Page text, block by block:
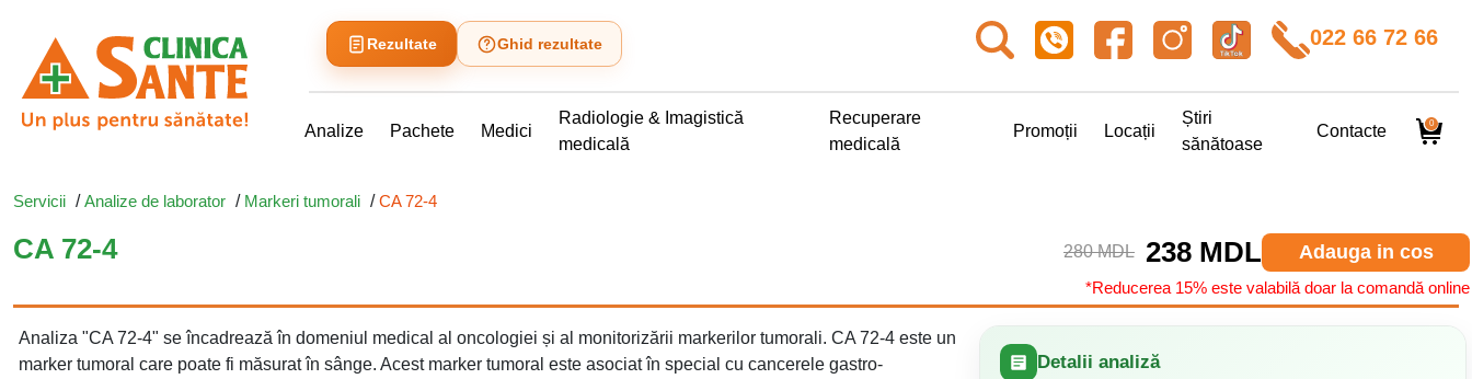
Rezultate Ghid rezultate 022 66 72 66
Analize Pachete Medici
Radiologie & Imagistică
medicală
Recuperare
medicală
Promoții Locații
Știri
sănătoase
Contacte 0
Servicii /Analize de laborator / Markeri tumorali /CA 72-4
CA 72-4 280 MDL 238 MDL Adauga in cos
*Reducerea 15% este valabilă doar la comandă online
Analiza "CA 72-4" se încadrează în domeniul medical al oncologiei și al monitorizării markerilor tumorali. CA 72-4 este un
marker tumoral care poate fi măsurat în sânge. Acest marker tumoral este asociat în special cu cancerele gastro-
Detalii analiză